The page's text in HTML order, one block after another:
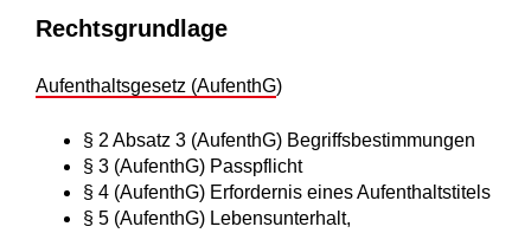
Rechtsgrundlage
Aufenthaltsgesetz (AufenthG)
§ 2 Absatz 3 (AufenthG) Begriffsbestimmungen
§ 3 (AufenthG) Passpflicht
§ 4 (AufenthG) Erfordernis eines Aufenthaltstitels
§ 5 (AufenthG) Lebensunterhalt,